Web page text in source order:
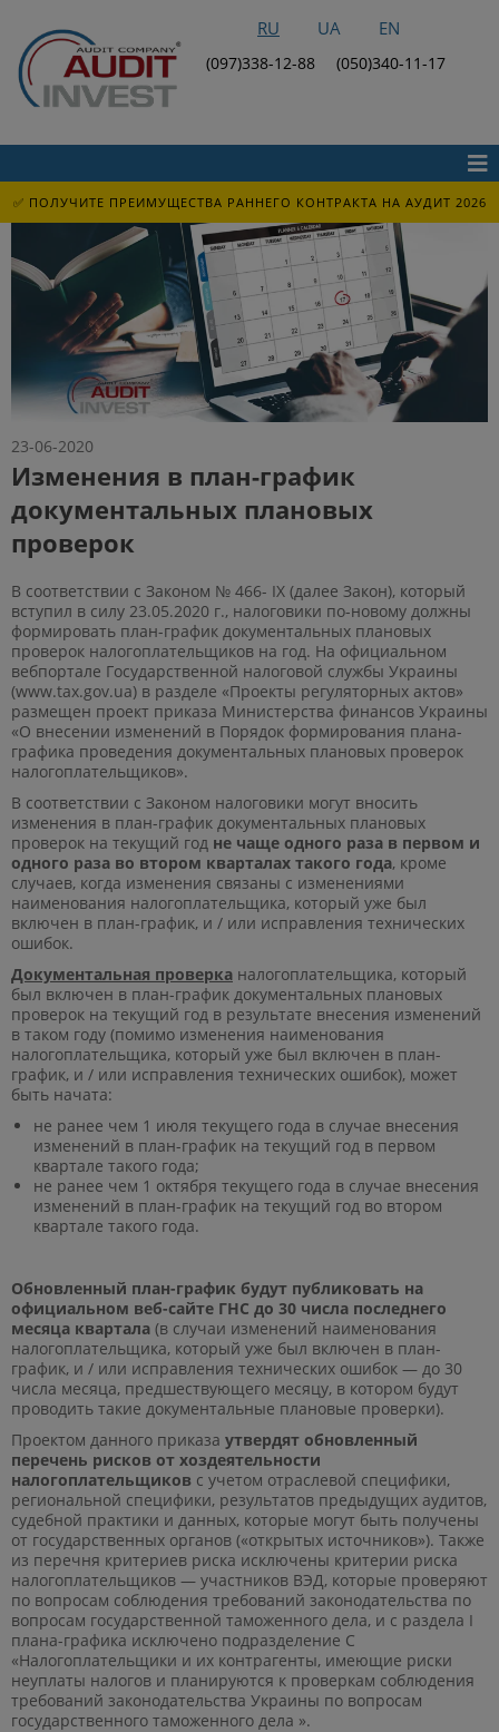
RU UA EN
(097)338-12-88 (050)340-11-17
✅ ПОЛУЧИТЕ ПРЕИМУЩЕСТВА РАННЕГО КОНТРАКТА НА АУДИТ 2026
23-06-2020
Изменения в план-график
документальных плановых
проверок
В соответствии с Законом № 466- IX (далее Закон), который
вступил в силу 23.05.2020 г., налоговики по-новому должны
формировать план-график документальных плановых
проверок налогоплательщиков на год. На официальном
вебпортале Государственной налоговой службы Украины
(www.tax.gov.ua) в разделе «Проекты регуляторных актов»
размещен проект приказа Министерства финансов Украины
«О внесении изменений в Порядок формирования плана-
графика проведения документальных плановых проверок
налогоплательщиков».
В соответствии с Законом налоговики могут вносить
изменения в план-график документальных плановых
проверок на текущий год не чаще одного раза в первом и
одного раза во втором кварталах такого года, кроме
случаев, когда изменения связаны с изменениями
наименования налогоплательщика, который уже был
включен в план-график, и / или исправления технических
ошибок.
Документальная проверка налогоплательщика, который
был включен в план-график документальных плановых
проверок на текущий год в результате внесения изменений
в таком году (помимо изменения наименования
налогоплательщика, который уже был включен в план-
график, и / или исправления технических ошибок), может
быть начата:
не ранее чем 1 июля текущего года в случае внесения
изменений в план-график на текущий год в первом
квартале такого года;
не ранее чем 1 октября текущего года в случае внесения
изменений в план-график на текущий год во втором
квартале такого года.
Обновленный план-график будут публиковать на
официальном веб-сайте ГНС до 30 числа последнего
месяца квартала (в случаи изменений наименования
налогоплательщика, который уже был включен в план-
график, и / или исправления технических ошибок — до 30
числа месяца, предшествующего месяцу, в котором будут
проводить такие документальные плановые проверки).
Проектом данного приказа утвердят обновленный
перечень рисков от хоздеятельности
налогоплательщиков с учетом отраслевой специфики,
региональной специфики, результатов предыдущих аудитов,
судебной практики и данных, которые могут быть получены
от государственных органов («открытых источников»). Также
из перечня критериев риска исключены критерии риска
налогоплательщиков — участников ВЭД, которые проверяют
по вопросам соблюдения требований законодательства по
вопросам государственной таможенного дела, и с раздела I
плана-графика исключено подразделение C
«Налогоплательщики и их контрагенты, имеющие риски
неуплаты налогов и планируются к проверкам соблюдения
требований законодательства Украины по вопросам
государственного таможенного дела ».